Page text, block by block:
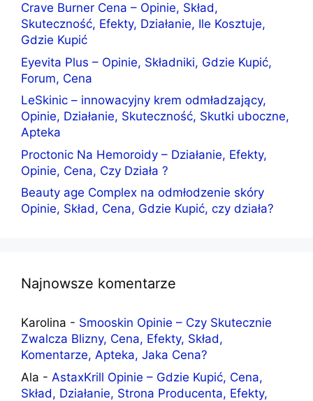
Crave Burner Cena – Opinie, Skład,
Skuteczność, Efekty, Działanie, Ile Kosztuje,
Gdzie Kupić
Eyevita Plus – Opinie, Składniki, Gdzie Kupić,
Forum, Cena
LeSkinic – innowacyjny krem odmładzający,
Opinie, Działanie, Skuteczność, Skutki uboczne,
Apteka
Proctonic Na Hemoroidy – Działanie, Efekty,
Opinie, Cena, Czy Działa ?
Beauty age Complex na odmłodzenie skóry
Opinie, Skład, Cena, Gdzie Kupić, czy działa?
Najnowsze komentarze
Karolina - Smooskin Opinie – Czy Skutecznie
Zwalcza Blizny, Cena, Efekty, Skład,
Komentarze, Apteka, Jaka Cena?
Ala - AstaxKrill Opinie – Gdzie Kupić, Cena,
Skład, Działanie, Strona Producenta, Efekty,